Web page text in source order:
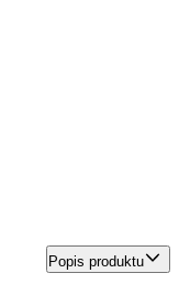
Popis produktu